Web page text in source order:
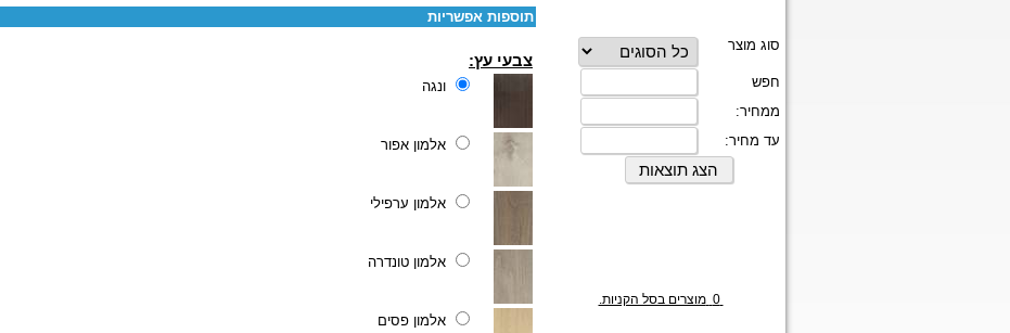
0 מוצרים בסל הקניות.
תוספות אפשריות
צבעי עץ:
ונגה
אלמון אפור
אלמון ערפילי
אלמון טונדרה
אלמון פסים